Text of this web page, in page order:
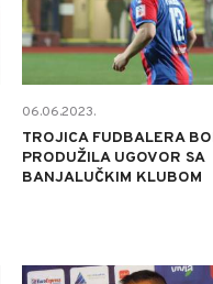
06.06.2023.
TROJICA FUDBALERA
PRODUŽILA UGOVOR SA
BANJALUČKIM KLUBOM